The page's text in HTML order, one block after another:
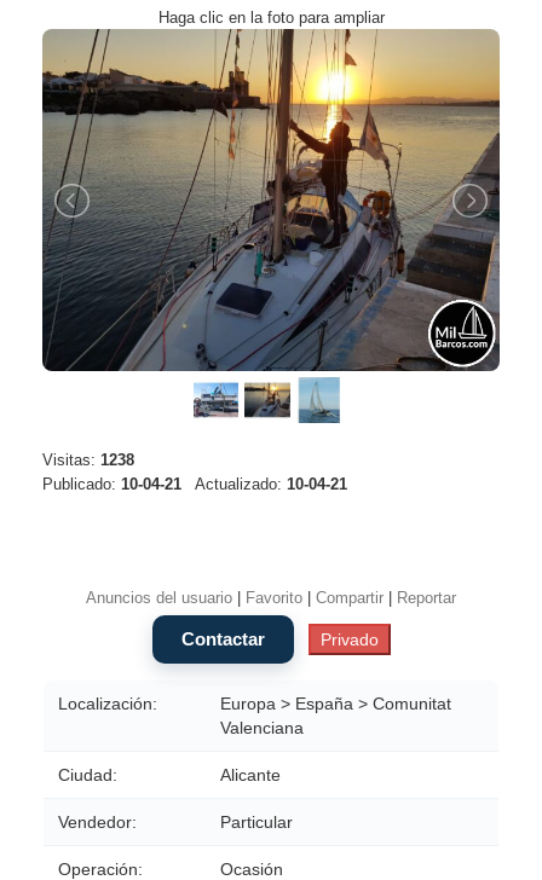
Haga clic en la foto para ampliar
Visitas: 1238
Publicado: 10-04-21 Actualizado: 10-04-21
Anuncios del usuario Favorito Compartir Reportar
Localización:
Europa > España > Comunitat
Valenciana
Ciudad: Alicante
Vendedor: Particular
Operación: Ocasión